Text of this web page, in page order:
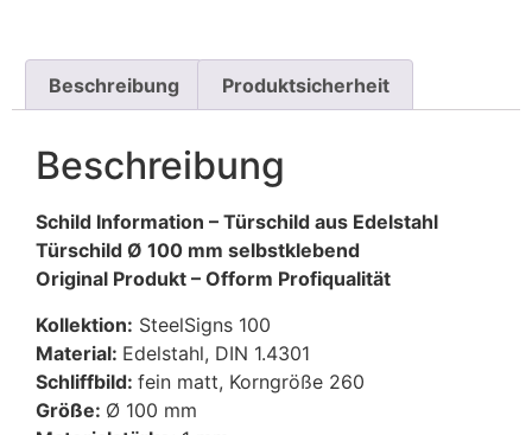
Beschreibung Produktsicherheit
Beschreibung
Schild Information – Türschild aus Edelstahl
Türschild Ø 100 mm selbstklebend
Original Produkt – Ofform Profiqualität
Kollektion: SteelSigns 100
Material: Edelstahl, DIN 1.4301
Schliffbild: fein matt, Korngröße 260
Größe: Ø 100 mm